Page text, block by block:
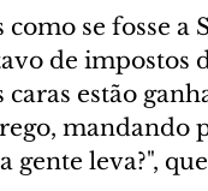
se fosse a
de impostos
caras estão
mandando
gente leva?",